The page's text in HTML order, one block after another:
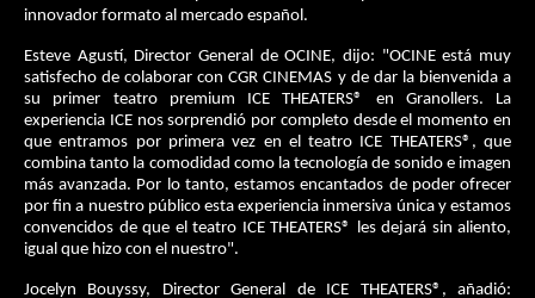
innovador formato al mercado español.
Esteve Agustí, Director General de OCINE, dijo: "OCINE está muy
satisfecho de colaborar con CGR CINEMAS y de dar la bienvenida a
su primer teatro premium ICE THEATERS® en Granollers. La
experiencia ICE nos sorprendió por completo desde el momento en
que entramos por primera vez en el teatro ICE THEATERS®, que
combina tanto la comodidad como la tecnología de sonido e imagen
más avanzada. Por lo tanto, estamos encantados de poder ofrecer
por fin a nuestro público esta experiencia inmersiva única y estamos
convencidos de que el teatro ICE THEATERS® les dejará sin aliento,
igual que hizo con el nuestro".
Jocelyn Bouyssy, Director General de ICE THEATERS®, añadió: